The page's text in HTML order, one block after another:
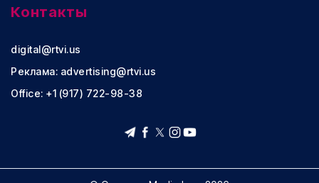
Контакты
digital@rtvi.us
Реклама: advertising@rtvi.us
Office: +1 (917) 722-98-38